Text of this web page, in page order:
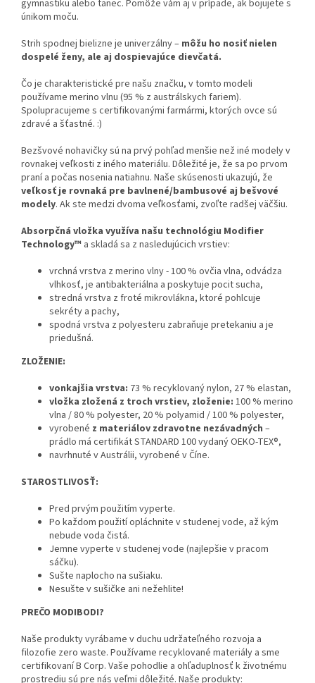
gymnastiku alebo tanec. Pomôže vám aj v prípade, ak bojujete s
únikom moču.
Strih spodnej bielizne je univerzálny – môžu ho nosiť nielen
dospelé ženy, ale aj dospievajúce dievčatá.
Čo je charakteristické pre našu značku, v tomto modeli
používame merino vlnu (95 % z austrálskych fariem).
Spolupracujeme s certifikovanými farmármi, ktorých ovce sú
zdravé a šťastné. :)
Bezšvové nohavičky sú na prvý pohľad menšie než iné modely v
rovnakej veľkosti z iného materiálu. Dôležité je, že sa po prvom
praní a počas nosenia natiahnu. Naše skúsenosti ukazujú, že
veľkosť je rovnaká pre bavlnené/bambusové aj bešvové
modely. Ak ste medzi dvoma veľkosťami, zvoľte radšej väčšiu.
Absorpčná vložka využíva našu technológiu Modifier
Technology™ a skladá sa z nasledujúcich vrstiev:
vrchná vrstva z merino vlny - 100 % ovčia vlna, odvádza
vlhkosť, je antibakteriálna a poskytuje pocit sucha,
stredná vrstva z froté mikrovlákna, ktoré pohlcuje
sekréty a pachy,
spodná vrstva z polyesteru zabraňuje pretekaniu a je
priedušná.
ZLOŽENIE:
vonkajšia vrstva: 73 % recyklovaný nylon, 27 % elastan,
vložka zložená z troch vrstiev, zloženie: 100 % merino
vlna / 80 % polyester, 20 % polyamid / 100 % polyester,
vyrobené z materiálov zdravotne nezávadných –
prádlo má certifikát STANDARD 100 vydaný OEKO-TEX®,
navrhnuté v Austrálii, vyrobené v Číne.
STAROSTLIVOSŤ:
Pred prvým použitím vyperte.
Po každom použití opláchnite v studenej vode, až kým
nebude voda čistá.
Jemne vyperte v studenej vode (najlepšie v pracom
sáčku).
Sušte naplocho na sušiaku.
Nesušte v sušičke ani nežehlite!
PREČO MODIBODI?
Naše produkty vyrábame v duchu udržateľného rozvoja a
filozofie zero waste. Používame recyklované materiály a sme
certifikovaní B Corp. Vaše pohodlie a ohľaduplnosť k životnému
prostrediu sú pre nás veľmi dôležité. Naše produkty: